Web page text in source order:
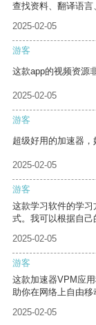
查找资料、翻译语言
2025-02-05
游客
这款app的视频资源
2025-02-05
游客
超级好用的加速器，
2025-02-05
游客
这款学习软件的学
式。我可以根据自己
2025-02-05
游客
这款加速器VPM应
助你在网络上自由移
2025-02-05